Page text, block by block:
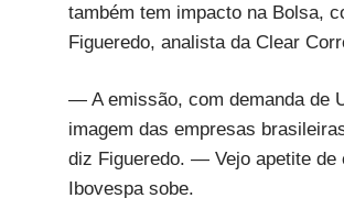
também tem impacto na Bolsa,
Figueredo, analista da Clear
— A emissão, com demanda de
imagem das empresas
diz Figueredo. — Vejo apetite de
Ibovespa sobe.